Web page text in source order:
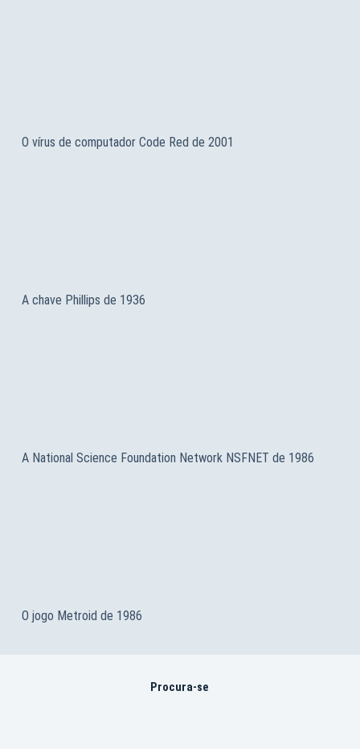
O vírus de computador Code Red de 2001
A chave Phillips de 1936
A National Science Foundation Network NSFNET de 1986
O jogo Metroid de 1986
Procura-se